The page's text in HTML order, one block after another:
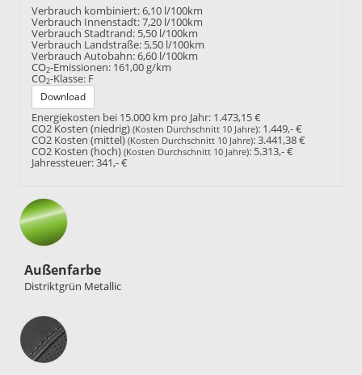
Verbrauch kombiniert:6,10 l/100km
Verbrauch Innenstadt:7,20 l/100km
Verbrauch Stadtrand: 5,50 l/100km
Verbrauch Landstraße: 5,50 l/100km
Verbrauch Autobahn:6,60 l/100km
CO2-Emissionen: 161,00 g/km
CO2-Klasse: F
Download
Energiekosten bei 15.000 km pro Jahr: 1.473,15 €
CO2 Kosten (niedrig) (Kosten Durchschnitt 10 Jahre): 1.449,- €
CO2 Kosten (mittel) (Kosten Durchschnitt 10 Jahre):3.441,38 €
CO2 Kosten (hoch) (Kosten Durchschnitt 10 Jahre): 5.313,- €
Jahressteuer:341,- €
Außenfarbe
Distriktgrün Metallic
Innenausstattung